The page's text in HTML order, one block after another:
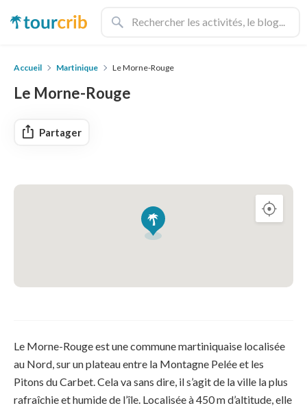
Accueil Martinique Le Morne-Rouge
Le Morne-Rouge
Partager
Le Morne-Rouge est une commune martiniquaise localisée
au Nord, sur un plateau entre la Montagne Pelée et les
Pitons du Carbet. Cela va sans dire, il s’agit de la ville la plus
rafraîchie et humide de l’île. Localisée à 450 m d’altitude, elle